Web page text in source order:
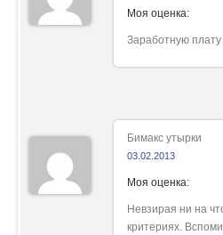
Моя оценка:
Заработную
Бимакс утырки
03.02.2013
Моя оценка:
Невзирая ни на
критериях.